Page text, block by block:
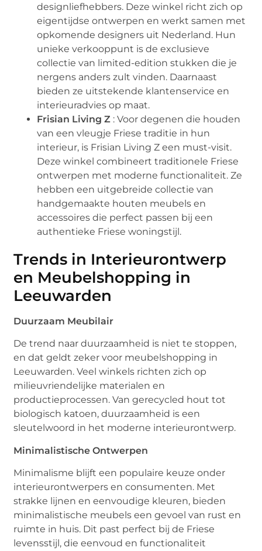
designliefhebbers. Deze winkel richt zich op
eigentijdse ontwerpen en werkt samen met
opkomende designers uit Nederland. Hun
unieke verkooppunt is de exclusieve
collectie van limited-edition stukken die je
nergens anders zult vinden. Daarnaast
bieden ze uitstekende klantenservice en
interieuradvies op maat.
Frisian Living Z : Voor degenen die houden
van een vleugje Friese traditie in hun
interieur, is Frisian Living Z een must-visit.
Deze winkel combineert traditionele Friese
ontwerpen met moderne functionaliteit. Ze
hebben een uitgebreide collectie van
handgemaakte houten meubels en
accessoires die perfect passen bij een
authentieke Friese woningstijl.
Trends in Interieurontwerp
en Meubelshopping in
Leeuwarden
Duurzaam Meubilair
De trend naar duurzaamheid is niet te stoppen,
en dat geldt zeker voor meubelshopping in
Leeuwarden. Veel winkels richten zich op
milieuvriendelijke materialen en
productieprocessen. Van gerecycled hout tot
biologisch katoen, duurzaamheid is een
sleutelwoord in het moderne interieurontwerp.
Minimalistische Ontwerpen
Minimalisme blijft een populaire keuze onder
interieurontwerpers en consumenten. Met
strakke lijnen en eenvoudige kleuren, bieden
minimalistische meubels een gevoel van rust en
ruimte in huis. Dit past perfect bij de Friese
levensstijl, die eenvoud en functionaliteit